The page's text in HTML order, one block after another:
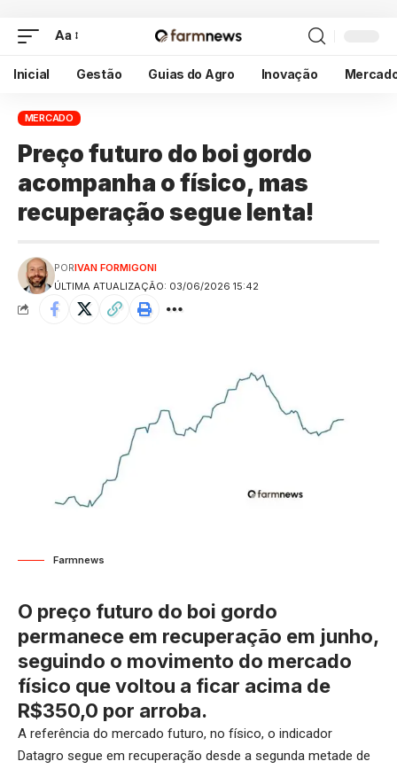
Aa
Inicial Gestão Guias do Agro Inovação
MERCADO
Preço futuro do boi gordo
acompanha o físico, mas
recuperação segue lenta!
ÚLTIMA ATUALIZAÇÃO: 03/06/2026 15:42
PORIVAN FORMIGONI
Farmnews
O preço futuro do boi gordo
permanece em recuperação em junho,
seguindo o movimento do mercado
físico que voltou a ficar acima de
R$350,0 por arroba.
A referência do mercado futuro, no físico, o indicador
Datagro segue em recuperação desde a segunda metade de